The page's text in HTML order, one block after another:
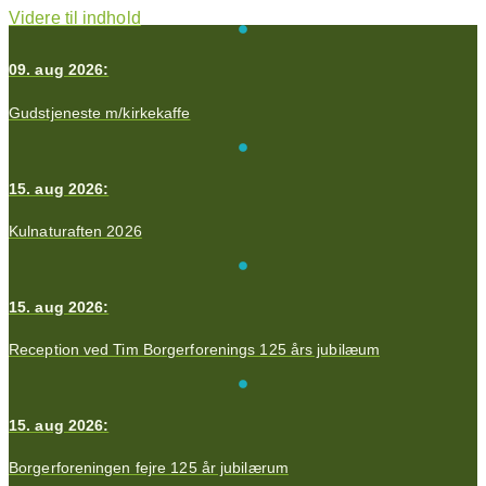
Videre til indhold
09. aug 2026:
Gudstjeneste m/kirkekaffe
15. aug 2026:
Kulnaturaften 2026
15. aug 2026:
Reception ved Tim Borgerforenings 125 års jubilæum
15. aug 2026:
Borgerforeningen fejre 125 år jubilærum